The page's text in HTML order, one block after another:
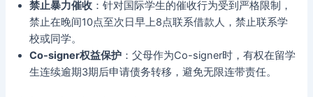
禁止暴力催收 ：针对国际学生的催收行为受到严格限制，
禁止在晚间10点至次日早上8点联系借款人，禁止联系学
校或同学。
Co-signer权益保护 ：父母作为Co-signer时，有权在留学
生连续逾期3期后申请债务转移，避免无限连带责任。